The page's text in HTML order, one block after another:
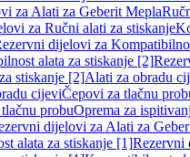
za Alati za Geberit Mepla
za Ručni alati za stiskanje
dijelovi za
alata za stiskanje [2]
stiskanje [2]Alati za obradu
cijeviČepovi za tlačnu
probuOprema za
dijelovi za Alati za
alata za stiskanje [1]Rezervni